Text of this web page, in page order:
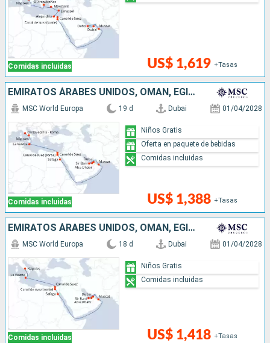
Comidas incluidas US$ 1,619 +Tasas
EMIRATOS ÁRABES UNIDOS, OMAN, EGIPTO, MALTA, ITALIA
Comidas incluidas
MSC World Europa 19 d Dubai 01/04/2028
US$ 1,388 +Tasas
Niños Gratis
Oferta en paquete de bebidas
Comidas incluidas
EMIRATOS ÁRABES UNIDOS, OMAN, EGIPTO, MALTA, ITALIA
Comidas incluidas
MSC World Europa 18 d Dubai 01/04/2028
US$ 1,418 +Tasas
Niños Gratis
Comidas incluidas